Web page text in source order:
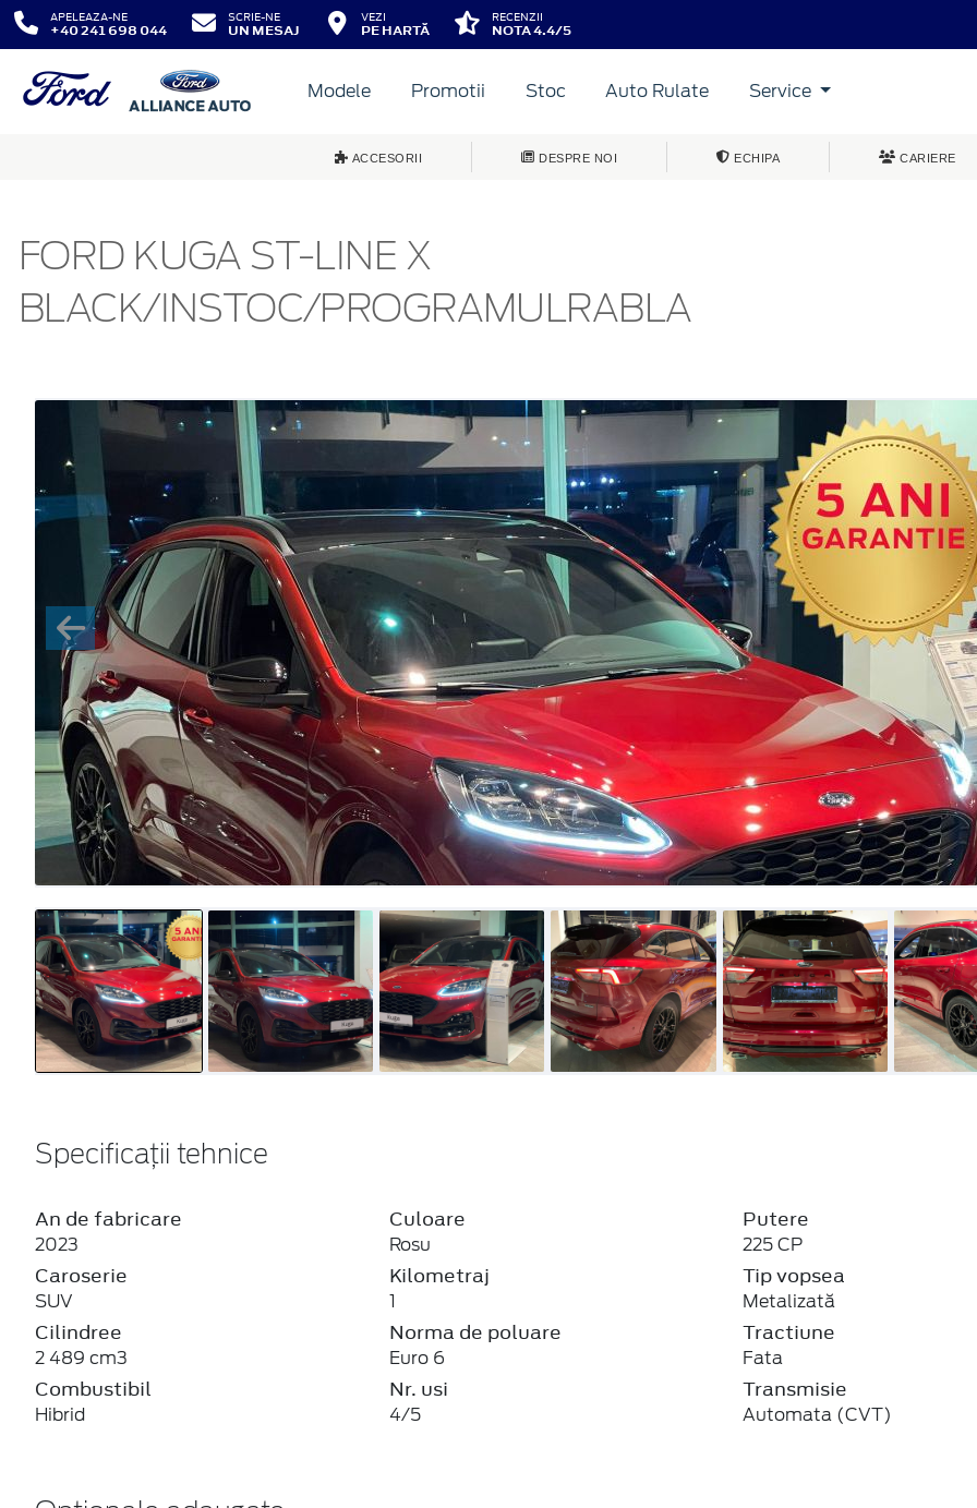
APELEAZA-NE
+40 241 698 044
SCRIE-NE
UN MESAJ
VEZI
PE HARTĂ
RECENZII
NOTA 4.4/5
Modele Promotii Stoc Auto Rulate Service
ACCESORII DESPRE NOI ECHIPA CARIERE
FORD KUGA ST-LINE X
BLACK/INSTOC/PROGRAMULRABLA
Specificații tehnice
An de fabricare
2023
Caroserie
SUV
Cilindree
2 489 cm3
Combustibil
Hibrid
Culoare
Rosu
Kilometraj
1
Norma de poluare
Euro 6
Nr. usi
4/5
Putere
225 CP
Tip vopsea
Metalizată
Tractiune
Fata
Transmisie
Automata (CVT)